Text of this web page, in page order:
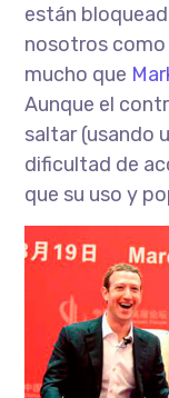
están
nosotros
mucho que
Aunque el
saltar (usando
dificultad de
que su uso y